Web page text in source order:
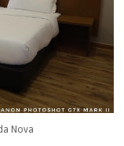
Nova